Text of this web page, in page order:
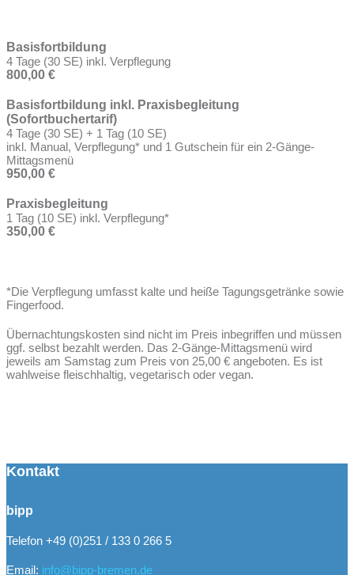
Basisfortbildung
4 Tage (30 SE) inkl. Verpflegung
800,00 €
Basisfortbildung inkl. Praxisbegleitung
(Sofortbuchertarif)
4 Tage (30 SE) + 1 Tag (10 SE)
inkl. Manual, Verpflegung* und 1 Gutschein für ein 2-Gänge-
Mittagsmenü
950,00 €
Praxisbegleitung
1 Tag (10 SE) inkl. Verpflegung*
350,00 €
*Die Verpflegung umfasst kalte und heiße Tagungsgetränke sowie
Fingerfood.
Übernachtungskosten sind nicht im Preis inbegriffen und müssen
ggf. selbst bezahlt werden. Das 2-Gänge-Mittagsmenü wird
jeweils am Samstag zum Preis von 25,00 € angeboten. Es ist
wahlweise fleischhaltig, vegetarisch oder vegan.
Kontakt
bipp
Telefon +49 (0)251 / 133 0 266 5
Email: info@bipp-bremen.de